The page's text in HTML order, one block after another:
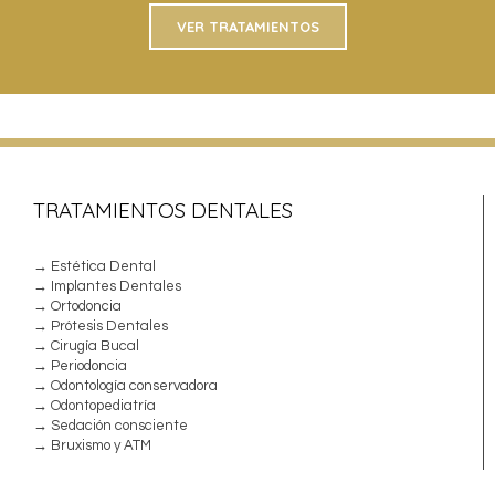
VER TRATAMIENTOS
TRATAMIENTOS DENTALES
→ Estética Dental
→ Implantes Dentales
→ Ortodoncia
→ Prótesis Dentales
→ Cirugía Bucal
→ Periodoncia
→ Odontología conservadora
→ Odontopediatría
→ Sedación consciente
→ Bruxismo y ATM